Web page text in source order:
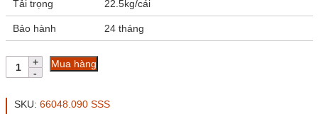
Tải trọng 22.5kg/cái
Bảo hành 24 tháng
Bản
lề
Kính
Mua hàng
SKU: 66048.090 SSS